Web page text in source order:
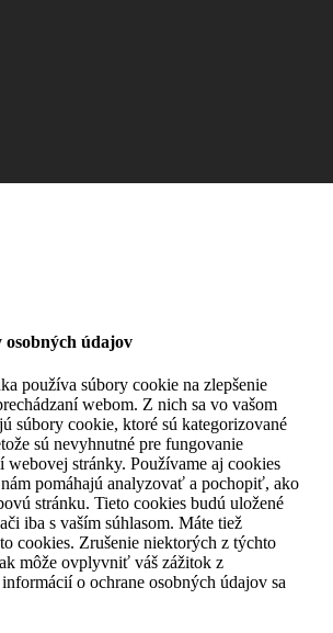
údajov
používa súbory cookie na zlepšenie
webom. Z nich sa vo vašom
súbory cookie, ktoré sú kategorizované
sú nevyhnutné pre fungovanie
stránky. Používame aj cookies
pomáhajú analyzovať a pochopiť, ako
stránku. Tieto cookies budú uložené
iba s vaším súhlasom. Máte tiež
cookies. Zrušenie niektorých z týchto
môže ovplyvniť váš zážitok z
o ochrane osobných údajov sa